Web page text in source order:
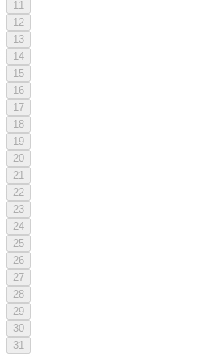
11
12
13
14
15
16
17
18
19
20
21
22
23
24
25
26
27
28
29
30
31